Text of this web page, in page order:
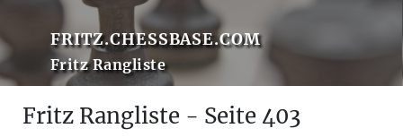
FRITZ.CHESSBASE.COM
Fritz Rangliste
Fritz Rangliste - Seite 403